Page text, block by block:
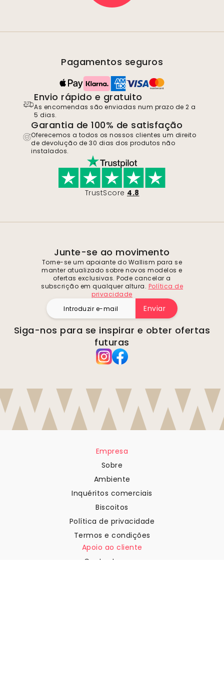
Pagamentos seguros
Envio rápido e gratuito
As encomendas são enviadas num prazo de 2 a
5 dias.
Garantia de 100% de satisfação
Oferecemos a todos os nossos clientes um direito
de devolução de 30 dias dos produtos não
instalados.
TrustScore 4.8
Junte-se ao movimento
Torne-se um apoiante do Wallism para se
manter atualizado sobre novos modelos e
ofertas exclusivas. Pode cancelar a
subscrição em qualquer altura. Política de
privacidade
Enviar
Siga-nos para se inspirar e obter ofertas
futuras
Empresa
Sobre
Ambiente
Inquéritos comerciais
Biscoitos
Política de privacidade
Termos e condições
Apoio ao cliente
Contactar-nos